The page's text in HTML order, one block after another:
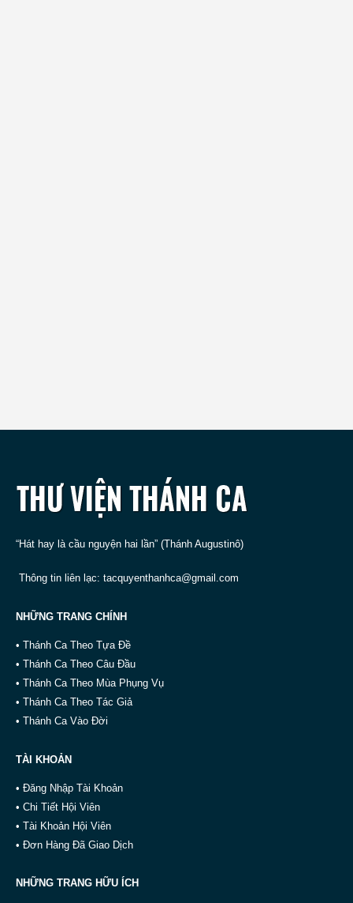
“Hát hay là cầu nguyện hai lần” (Thánh Augustinô)
Thông tin liên lạc: tacquyenthanhca@gmail.com
NHỮNG TRANG CHÍNH
• Thánh Ca Theo Tựa Đề
• Thánh Ca Theo Câu Đầu
• Thánh Ca Theo Mùa Phụng Vụ
• Thánh Ca Theo Tác Giả
• Thánh Ca Vào Đời
TÀI KHOẢN
• Đăng Nhập Tài Khoản
• Chi Tiết Hội Viên
• Tài Khoản Hội Viên
• Đơn Hàng Đã Giao Dịch
NHỮNG TRANG HỮU ÍCH